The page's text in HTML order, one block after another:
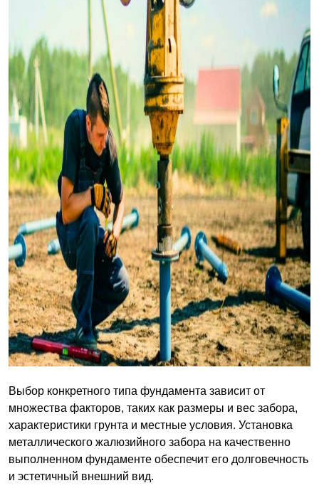
Выбор конкретного типа фундамента зависит от
множества факторов, таких как размеры и вес забора,
характеристики грунта и местные условия. Установка
металлического жалюзийного забора на качественно
выполненном фундаменте обеспечит его долговечность
и эстетичный внешний вид.